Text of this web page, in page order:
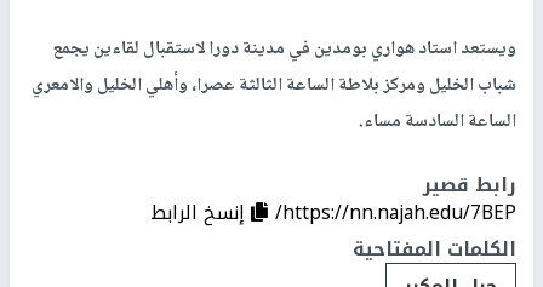
ويستعد استاد هواري بومدين في مدينة دورا لاستقبال لقاءين يجمع
شباب الخليل ومركز بلاطة الساعة الثالثة عصرا، وأهلي الخليل والامعري
الساعة السادسة مساء.
رابط قصير
https://nn.najah.edu/7BEP/
إنسخ الرابط
الكلمات المفتاحية